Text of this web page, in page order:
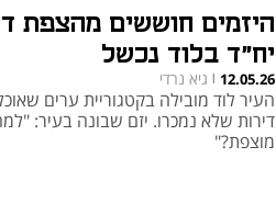
יח"ד בלוד נכשל
12.05.26
| גיא נרדי
דירות שלא נמכרו. יזם שבונה בעיר:
מוצפת?"